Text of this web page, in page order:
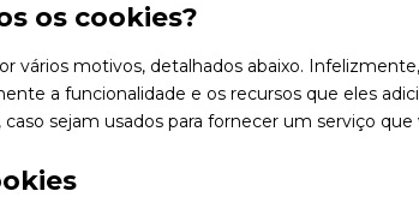
os cookies?
vários motivos, detalhados abaixo.
a funcionalidade e os recursos que eles
sejam usados ​​para fornecer um serviço que